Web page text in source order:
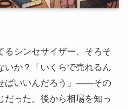
るシンセサイザー、そろそ
いか？「いくらで売れるん
ばいいんだろう」――その
だった。後から相場を知っ